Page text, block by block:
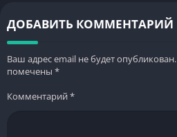
ДОБАВИТЬ КОММЕНТАРИЙ
Ваш адрес email не будет опубликован.
помечены *
Комментарий*